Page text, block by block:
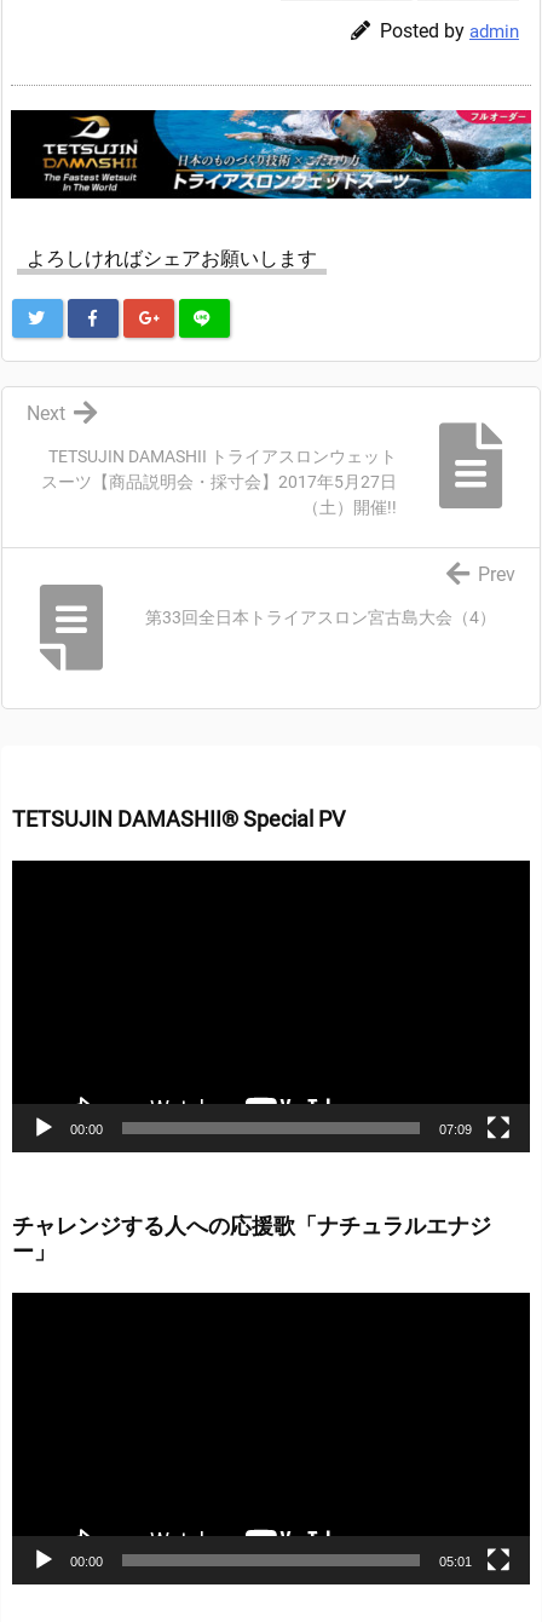
Posted by admin
よろしければシェアお願いします
TETSUJIN DAMASHII トライアスロンウェット
スーツ【商品説明会・採寸会】2017年5月27日
（土）開催!!
Next
第33回全日本トライアスロン宮古島大会（4）
Prev
TETSUJIN DAMASHII® Special PV
00:00 07:09
チャレンジする人への応援歌「ナチュラルエナジ
ー」
00:00 05:01